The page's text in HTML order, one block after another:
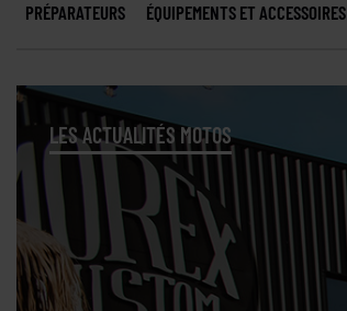
PRÉPARATEURS ÉQUIPEMENTS ET ACCESSOIRES
LES ACTUALITÉS MOTOS